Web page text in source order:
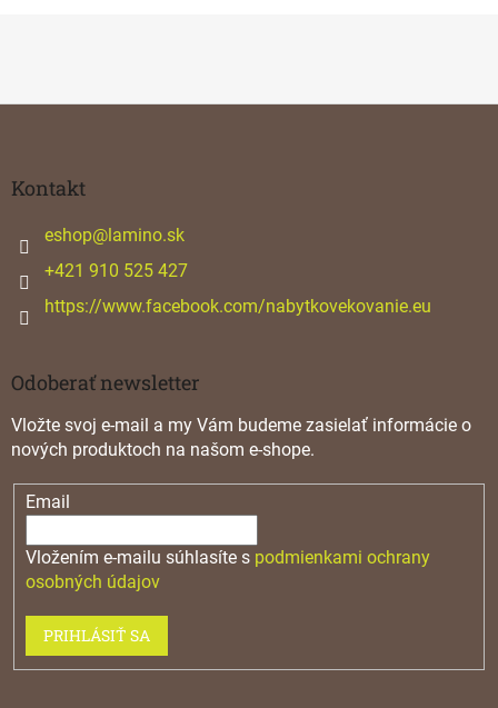
Kontakt
eshop@lamino.sk
+421 910 525 427
https://www.facebook.com/nabytkovekovanie.eu
Odoberať newsletter
Vložte svoj e-mail a my Vám budeme zasielať informácie o
nových produktoch na našom e-shope.
Email
Vložením e-mailu súhlasíte s podmienkami ochrany
osobných údajov
PRIHLÁSIŤ SA